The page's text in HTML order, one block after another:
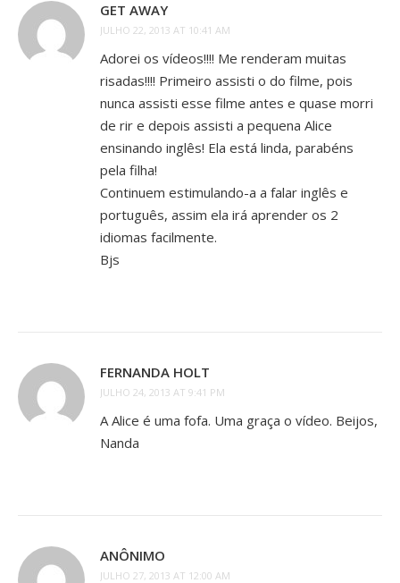
GET AWAY
JULHO 22, 2013 AT 10:41 AM
Adorei os vídeos!!!! Me renderam muitas
risadas!!!! Primeiro assisti o do filme, pois
nunca assisti esse filme antes e quase morri
de rir e depois assisti a pequena Alice
ensinando inglês! Ela está linda, parabéns
pela filha!
Continuem estimulando-a a falar inglês e
português, assim ela irá aprender os 2
idiomas facilmente.
Bjs
FERNANDA HOLT
JULHO 24, 2013 AT 9:41 PM
A Alice é uma fofa. Uma graça o vídeo. Beijos,
Nanda
ANÔNIMO
JULHO 27, 2013 AT 12:00 AM